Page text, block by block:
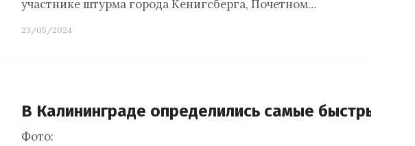
участнике штурма города Кенигсберга, Почетном…
23/05/2024
В Калининграде определились самые быстрые
Фото: